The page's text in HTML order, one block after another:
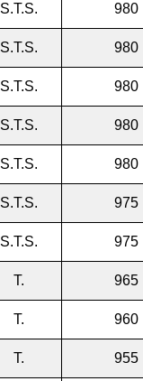
S.T.S. 980
S.T.S. 980
S.T.S. 980
S.T.S. 980
S.T.S. 980
S.T.S. 975
S.T.S. 975
T. 965
T. 960
T. 955